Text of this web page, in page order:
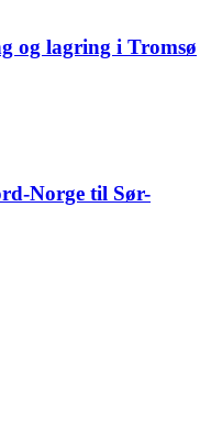
og lagring i Tromsø
Norge til Sør-